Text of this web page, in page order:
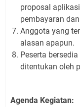
proposal
pembayaran
Anggota yang
alasan apapun.
Peserta
ditentukan oleh
Agenda Kegiatan: